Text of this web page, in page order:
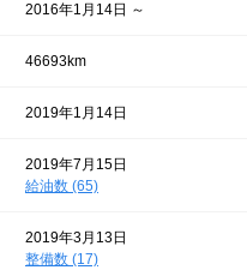
2016年1月14日 ～
46693km
2019年1月14日
2019年7月15日
給油数 (65)
2019年3月13日
整備数 (17)